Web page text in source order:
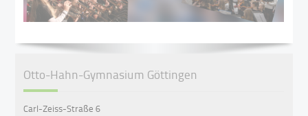
Otto-Hahn-Gymnasium Göttingen
Carl-Zeiss-Straße 6